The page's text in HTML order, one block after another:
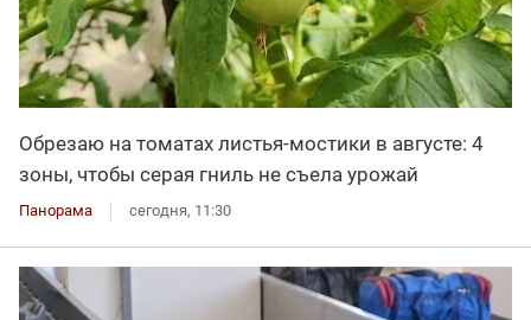
Обрезаю на томатах листья-мостики в августе: 4
зоны, чтобы серая гниль не съела урожай
Панорама сегодня, 11:30